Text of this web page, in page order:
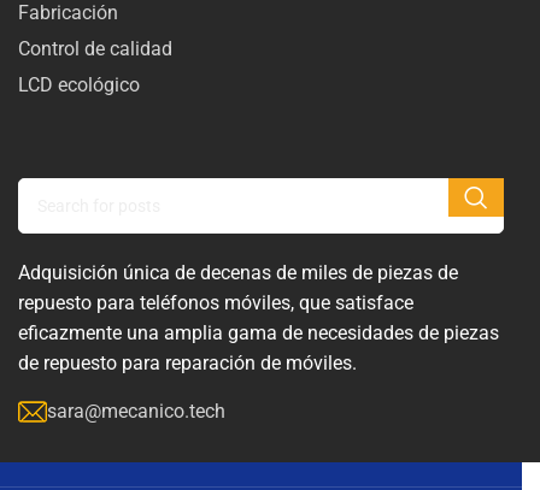
Fabricación
Control de calidad
LCD ecológico
Adquisición única de decenas de miles de piezas de
repuesto para teléfonos móviles, que satisface
eficazmente una amplia gama de necesidades de piezas
de repuesto para reparación de móviles.
sara@mecanico.tech